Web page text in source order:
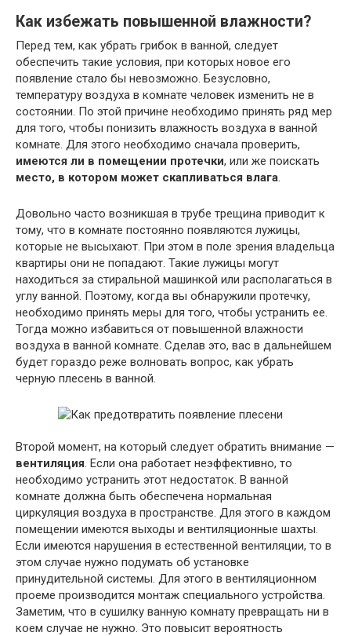
Как избежать повышенной влажности?
Перед тем, как убрать грибок в ванной, следует
обеспечить такие условия, при которых новое его
появление стало бы невозможно. Безусловно,
температуру воздуха в комнате человек изменить не в
состоянии. По этой причине необходимо принять ряд мер
для того, чтобы понизить влажность воздуха в ванной
комнате. Для этого необходимо сначала проверить,
имеются ли в помещении протечки, или же поискать
место, в котором может скапливаться влага.
Довольно часто возникшая в трубе трещина приводит к
тому, что в комнате постоянно появляются лужицы,
которые не высыхают. При этом в поле зрения владельца
квартиры они не попадают. Такие лужицы могут
находиться за стиральной машинкой или располагаться в
углу ванной. Поэтому, когда вы обнаружили протечку,
необходимо принять меры для того, чтобы устранить ее.
Тогда можно избавиться от повышенной влажности
воздуха в ванной комнате. Сделав это, вас в дальнейшем
будет гораздо реже волновать вопрос, как убрать
черную плесень в ванной.
Второй момент, на который следует обратить внимание —
вентиляция. Если она работает неэффективно, то
необходимо устранить этот недостаток. В ванной
комнате должна быть обеспечена нормальная
циркуляция воздуха в пространстве. Для этого в каждом
помещении имеются выходы и вентиляционные шахты.
Если имеются нарушения в естественной вентиляции, то в
этом случае нужно подумать об установке
принудительной системы. Для этого в вентиляционном
проеме производится монтаж специального устройства.
Заметим, что в сушилку ванную комнату превращать ни в
коем случае не нужно. Это повысит вероятность